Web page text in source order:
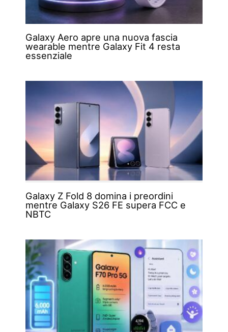
Galaxy Aero apre una nuova fascia
wearable mentre Galaxy Fit 4 resta
essenziale
Galaxy Z Fold 8 domina i preordini
mentre Galaxy S26 FE supera FCC e
NBTC